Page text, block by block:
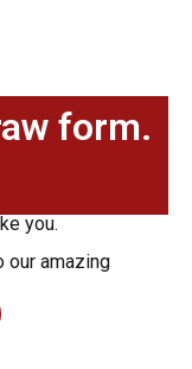
form.
you.
our amazing